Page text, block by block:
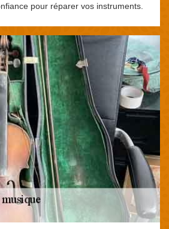
pour réparer vos instruments.